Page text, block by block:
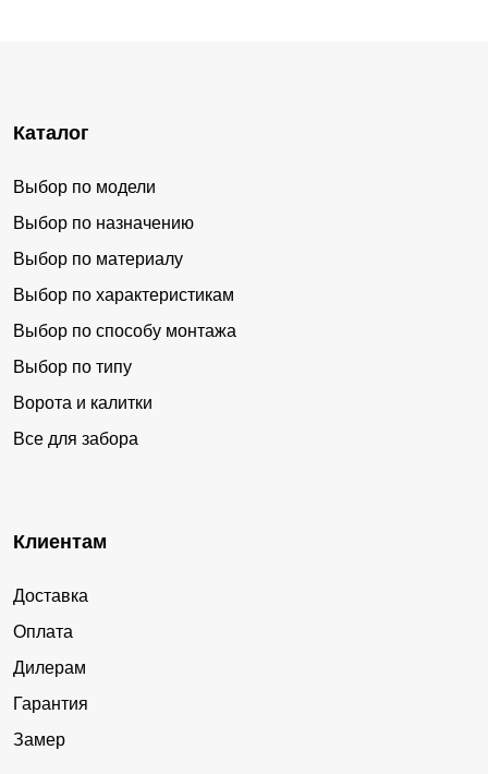
Каталог
Выбор по модели
Выбор по назначению
Выбор по материалу
Выбор по характеристикам
Выбор по способу монтажа
Выбор по типу
Ворота и калитки
Все для забора
Клиентам
Доставка
Оплата
Дилерам
Гарантия
Замер